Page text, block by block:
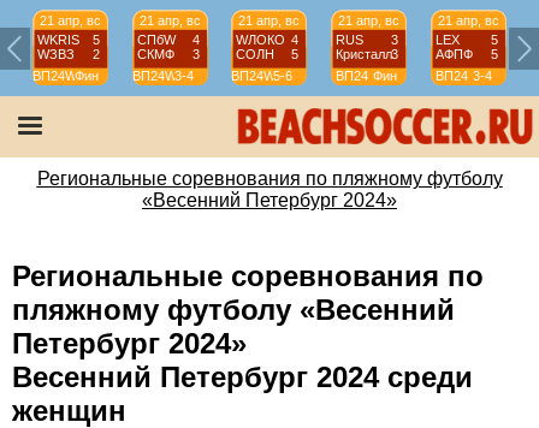
21 апр, вс
WKRIS
5
WЗВЗ
2
ВП24WФин
21 апр, вс
СПбW
4
СКМФ
3
ВП24W3-4
21 апр, вс
WЛОКО 4
СОЛН
5
ВП24W5-6
21 апр, вс
RUS
3
Кристалл3
ВП24 Фин
21 апр, вс
LEX
5
АФПФ
5
ВП24 3-4
Региональные соревнования по пляжному футболу
«Весенний Петербург 2024»
Региональные соревнования по
пляжному футболу «Весенний
Петербург 2024»
Весенний Петербург 2024 среди
женщин